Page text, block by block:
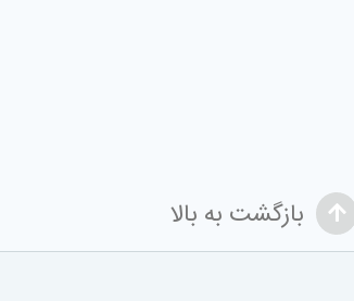
بازگشت به بالا